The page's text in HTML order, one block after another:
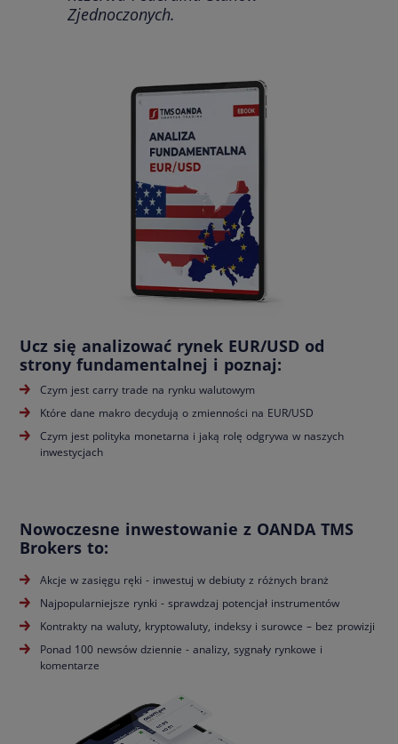
Zjednoczonych.
Ucz się analizować rynek EUR/USD od
strony fundamentalnej i poznaj:
Czym jest carry trade na rynku walutowym
Które dane makro decydują o zmienności na EUR/USD
Czym jest polityka monetarna i jaką rolę odgrywa w naszych
inwestycjach
Nowoczesne inwestowanie z OANDA TMS
Brokers to:
Akcje w zasięgu ręki - inwestuj w debiuty z różnych branż
Najpopularniejsze rynki - sprawdzaj potencjał instrumentów
Kontrakty na waluty, kryptowaluty, indeksy i surowce – bez prowizji
Ponad 100 newsów dziennie - analizy, sygnały rynkowe i
komentarze